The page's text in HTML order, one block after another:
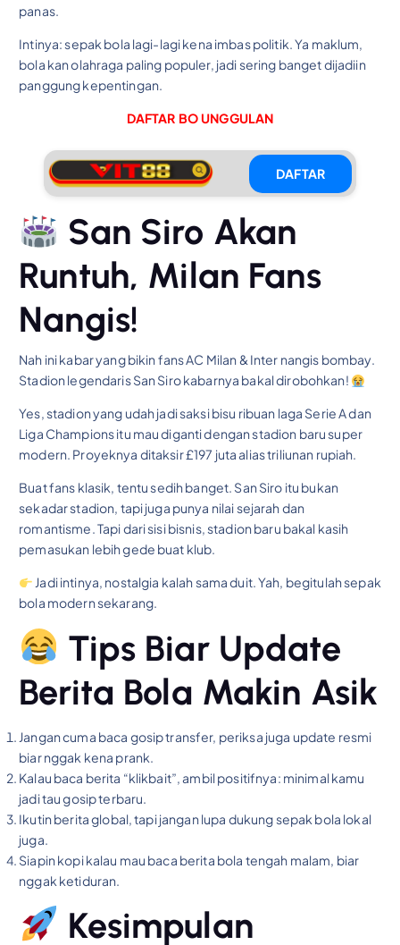
panas.
Intinya: sepak bola lagi-lagi kena imbas politik. Ya maklum,
bola kan olahraga paling populer, jadi sering banget dijadiin
panggung kepentingan.
DAFTAR BO UNGGULAN
DAFTAR
San Siro Akan
Runtuh, Milan Fans
Nangis!
Nah ini kabar yang bikin fans AC Milan & Inter nangis bombay.
Stadion legendaris San Siro kabarnya bakal dirobohkan!
Yes, stadion yang udah jadi saksi bisu ribuan laga Serie A dan
Liga Champions itu mau diganti dengan stadion baru super
modern. Proyeknya ditaksir £197 juta alias triliunan rupiah.
Buat fans klasik, tentu sedih banget. San Siro itu bukan
sekadar stadion, tapi juga punya nilai sejarah dan
romantisme. Tapi dari sisi bisnis, stadion baru bakal kasih
pemasukan lebih gede buat klub.
Jadi intinya, nostalgia kalah sama duit. Yah, begitulah sepak
bola modern sekarang.
Tips Biar Update
Berita Bola Makin Asik
Jangan cuma baca gosip transfer, periksa juga update resmi
biar nggak kena prank.
Kalau baca berita “klikbait”, ambil positifnya: minimal kamu
jadi tau gosip terbaru.
Ikutin berita global, tapi jangan lupa dukung sepak bola lokal
juga.
Siapin kopi kalau mau baca berita bola tengah malam, biar
nggak ketiduran.
Kesimpulan